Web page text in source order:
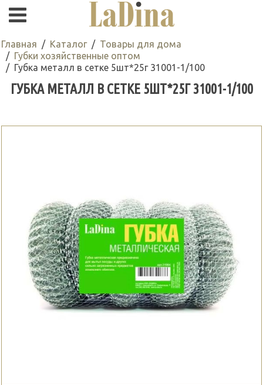
Главная Каталог
Товары для дома
Губки хозяйственные оптом
Губка металл в сетке 5шт*25г 31001-1/100
ГУБКА МЕТАЛЛ В СЕТКЕ 5ШТ*25Г 31001-1/100